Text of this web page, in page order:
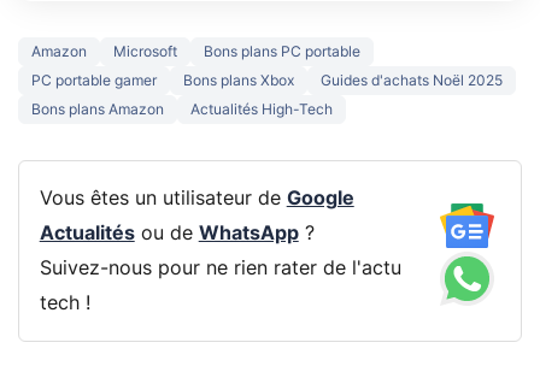
Amazon Microsoft
Bons plans PC portable
PC portable gamer
Bons plans Xbox
Guides d'achats Noël 2025
Bons plans Amazon
Actualités High-Tech
Vous êtes un utilisateur de Google
Actualitésou de WhatsApp?
Suivez-nous pour ne rien rater de l'actu
tech !